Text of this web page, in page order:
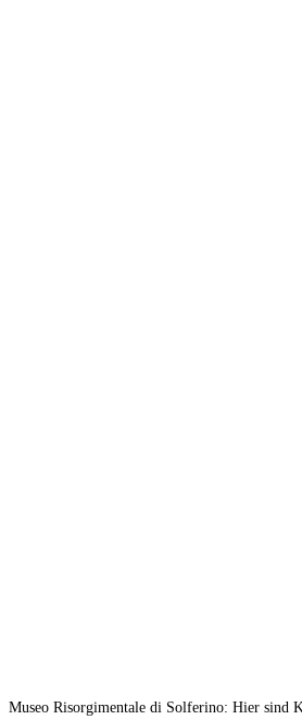
Museo Risorgimentale di Solferino: Hier sind